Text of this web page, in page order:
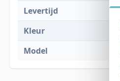
Levertijd
Kleur
Model